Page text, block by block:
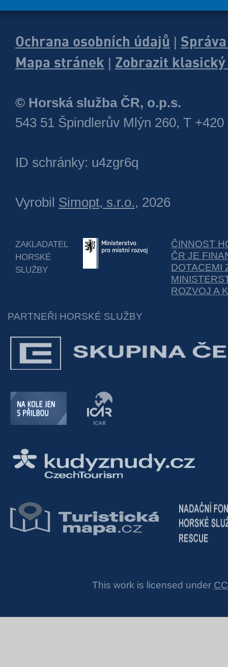
Ochrana osobních údajů
Mapa stránek
Zobrazit
© Horská služba ČR, o.p.s.
543 51 Špindlerův Mlýn 260, T +420
ID schránky: u4zgr6q
Vyrobil Simopt, s.r.o., 2026
ZAKLADATEL
HORSKÉ
SLUŽBY
ČINNOST
ČR JE
DOTACEMI
ROZVOJ A
PARTNEŘI HORSKÉ SLUŽBY
This work is licensed under